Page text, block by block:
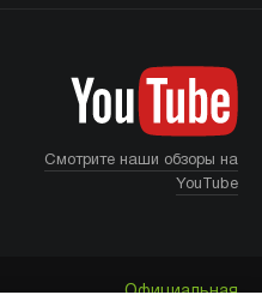
Смотрите наши обзоры на
YouTube
Официальная